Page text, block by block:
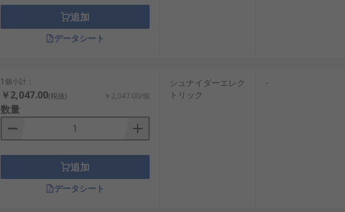
追加
データシート
1個小計：
￥2,047.00(税抜) ￥2,047.00/個
数量
追加
データシート
シュナイダーエレク
トリック
-